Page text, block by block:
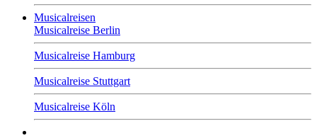
Musicalreisen
Musicalreise Berlin
Musicalreise Hamburg
Musicalreise Stuttgart
Musicalreise Köln